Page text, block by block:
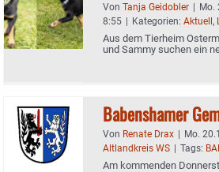
Von Tanja Geidobler | Mo.
8:55 | Kategorien: Aktuell,
Aus dem Tierheim
und Sammy suchen ein
Babenshamer
Von Renate Drax | Mo.
Altlandkreis WS | Tags:
Am kommenden